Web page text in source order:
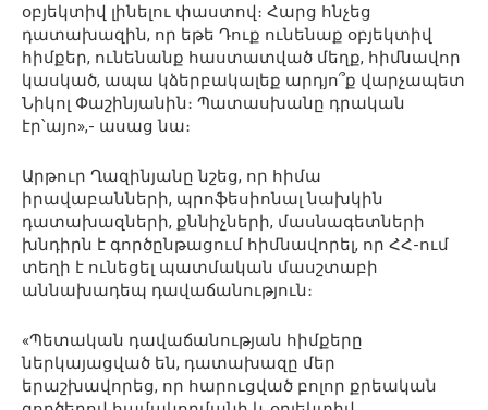
օբյեկտիվ լինելու փաստով։ Հարց հնչեց
դատախազին, որ եթե Դուք ունենաք օբյեկտիվ
հիմքեր, ունենանք հաստատված մեղք, հիմնավոր
կասկած, ապա կձերբակալեք արդյո՞ք վարչապետ
Նիկոլ Փաշինյանին։ Պատասխանը դրական
էր՝այո»,- ասաց նա։
Արթուր Ղազինյանը նշեց, որ հիմա
իրավաբանների, պրոֆեսիոնալ նախկին
դատախազների, քննիչների, մասնագետների
խնդիրն է գործընթացում հիմնավորել, որ ՀՀ-ում
տեղի է ունեցել պատմական մասշտաբի
աննախադեպ դավաճանություն։
«Պետական դավաճանության հիմքերը
ներկայացված են, դատախազը մեր
երաշխավորեց, որ հարուցված բոլոր քրեական